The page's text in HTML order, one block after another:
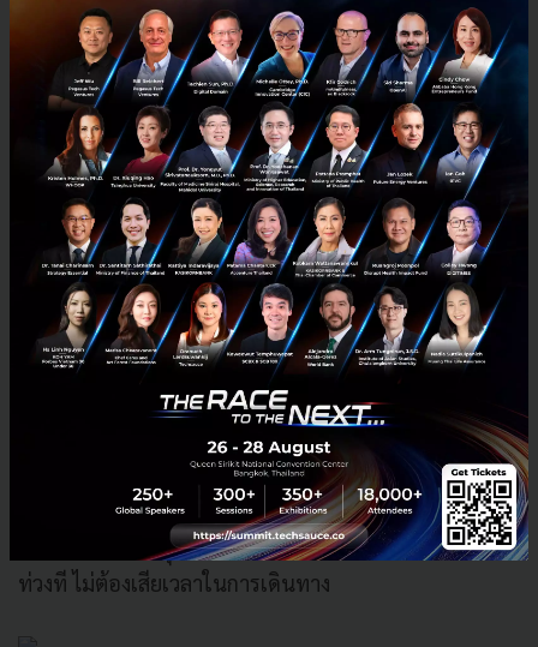
Healthcare สำหรับบุคคลนั้น ได้มีการคิดค้น ออกแบบการ
เก็บข้อมูล การตรวจวัดสุขภาพผ่านการใช้งานโทรศัพท์มือ
ถือ ผ่านการใช้งานแอปพลิเคชัน การสวมใส่อุปกรณ์ อย่าง
เช่น Smart Watch รวมไปถึงการเล่นเกม ซึ่งสิ่งนี้ เรียกว่า
เป็น Digital Biomarkers หรือ การบ่งชี้ดัชนีทางชีวภาพ
แบบดิจิทัล
จากรูปแบบการเข้ารับการรักษาแบบเก่า ที่ผู้ป่วยจะต้องมี
อาการก่อนถึงจะเข้าไปตรวจรักษาที่โรงพยาบาล และกลับ
มารักษาตัวที่บ้าน ก่อนที่จะกลับเข้าโรงพยาบาลเพื่อ
ติดตามอาการ ซึ่งจะทำให้ผู้ป่วยต้องเสียเวลา เสียค่าเดิน
ทาง และเสียค่ารักษาจำนวนมาก ดังนั้น การออกแบบให้ผู้
ป่วยสามารถรับรู้อาการเบื้องต้นผ่านโทรศัพท์มือถือ (บาง
ครั้งอาจจะพบเจออาการที่ไม่คาดคิดมาก่อน) และส่งข้อมูล
เหล่านี้ตรงถึงมือคุณหมอ เพื่อให้ได้รับการรักษาที่ทัน
ท่วงที ไม่ต้องเสียเวลาในการเดินทาง